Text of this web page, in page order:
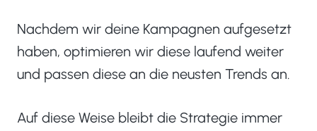
Nachdem wir deine Kampagnen aufgesetzt
haben, optimieren wir diese laufend weiter
und passen diese an die neusten Trends an.
Auf diese Weise bleibt die Strategie immer